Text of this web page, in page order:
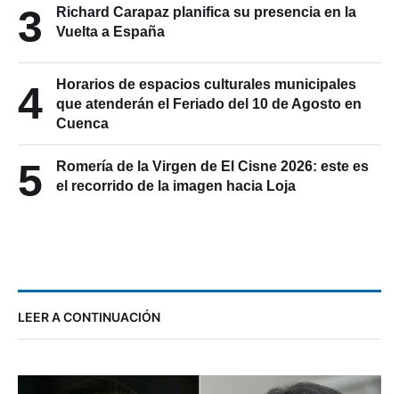
3
Richard Carapaz planifica su presencia en la
Vuelta a España
4
Horarios de espacios culturales municipales
que atenderán el Feriado del 10 de Agosto en
Cuenca
5
Romería de la Virgen de El Cisne 2026: este es
el recorrido de la imagen hacia Loja
LEER A CONTINUACIÓN